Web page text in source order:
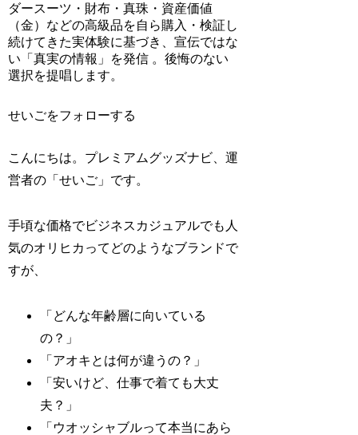
ダースーツ・財布・真珠・資産価値
（金）などの高級品を自ら購入・検証し
続けてきた実体験に基づき、宣伝ではな
い「真実の情報」を発信 。後悔のない
選択を提唱します。
せいごをフォローする
こんにちは。プレミアムグッズナビ、運
営者の「せいご」です。
手頃な価格でビジネスカジュアルでも人
気のオリヒカってどのようなブランドで
すが、
「どんな年齢層に向いている
の？」
「アオキとは何が違うの？」
「安いけど、仕事で着ても大丈
夫？」
「ウオッシャブルって本当にあら